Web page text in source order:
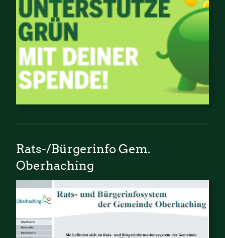
Rats-/Bürgerinfo Gem.
Oberhaching